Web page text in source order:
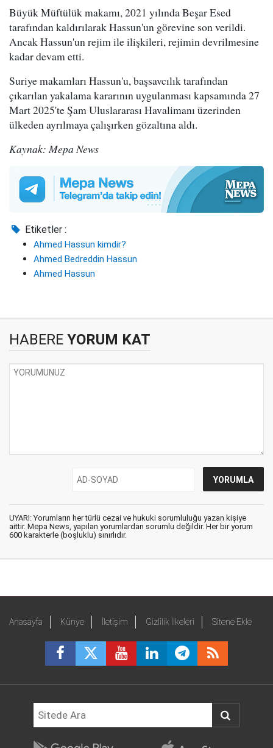
Büyük Müftülük makamı, 2021 yılında Beşar Esed
tarafından kaldırılarak Hassun'un görevine son verildi.
Ancak Hassun'un rejim ile ilişkileri, rejimin devrilmesine
kadar devam etti.
Suriye makamları Hassun'u, başsavcılık tarafından
çıkarılan yakalama kararının uygulanması kapsamında 27
Mart 2025'te Şam Uluslararası Havalimanı üzerinden
ülkeden ayrılmaya çalışırken gözaltına aldı.
Kaynak: Mepa News
Etiketler :
Ahmed Hassun kimdir?
Ahmed Bedreddin Hassun
Ahmed Hassun
HABERE YORUM KAT
UYARI: Yorumların her türlü cezai ve hukuki sorumluluğu yazan kişiye
aittir. Mepa News, yapılan yorumlardan sorumlu değildir. Her bir yorum
600 karakterle (boşluklu) sınırlıdır.
Anasayfa Künye İletişim Gizlilik İlkeleri Sitene Ekle